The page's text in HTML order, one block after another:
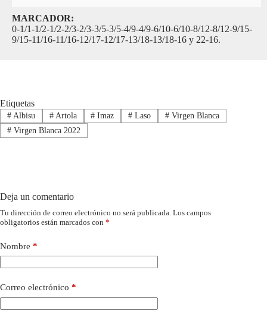
MARCADOR:
0-1/1-1/2-1/2-2/3-2/3-3/5-3/5-4/9-4/9-6/10-6/10-8/12-8/12-9/15-
9/15-11/16-11/16-12/17-12/17-13/18-13/18-16 y 22-16.
Etiquetas
#Albisu #Artola # Imaz # Laso # Virgen Blanca
#Virgen Blanca 2022
Deja un comentario
Tu dirección de correo electrónico no será publicada. Los campos
obligatorios están marcados con *
Nombre *
Correo electrónico *